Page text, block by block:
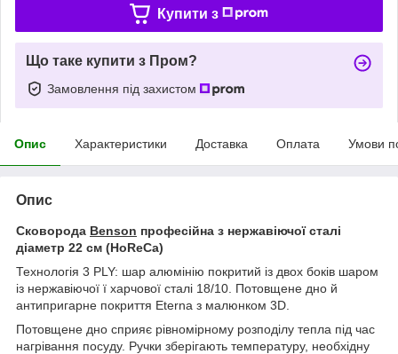
Купити з
Що таке купити з Пром?
Замовлення під захистом
Опис Характеристики Доставка Оплата Умови
Опис
Сковорода Benson професійна з нержавіючої сталі
діаметр 22 см (HoReCa)
Технологія 3 PLY: шар алюмінію покритий із двох боків шаром
із нержавіючої ї харчової сталі 18/10. Потовщене дно й
антипригарне покриття Eterna з малюнком 3D.
Потовщене дно сприяє рівномірному розподілу тепла під час
нагрівання посуду. Ручки зберігають температуру, необхідну